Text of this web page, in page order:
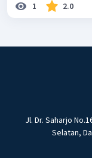
1 2.0
Jl. Dr. Saharjo
Selatan,